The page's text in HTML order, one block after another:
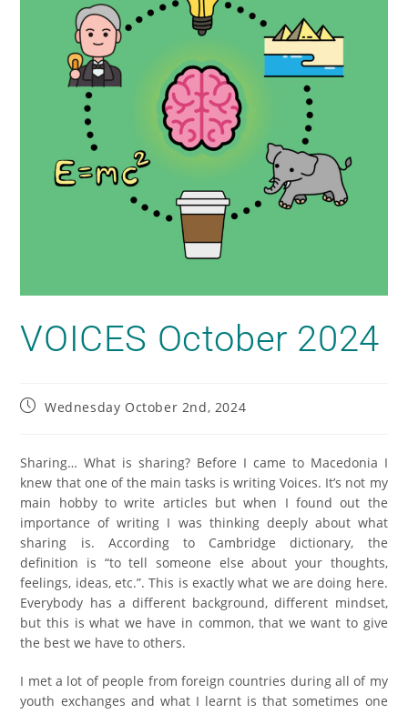
VOICES October 2024
Wednesday October 2nd, 2024
Sharing… What is sharing? Before I came to Macedonia I
knew that one of the main tasks is writing Voices. It’s not my
main hobby to write articles but when I found out the
importance of writing I was thinking deeply about what
sharing is. According to Cambridge dictionary, the
definition is “to tell someone else about your thoughts,
feelings, ideas, etc.”. This is exactly what we are doing here.
Everybody has a different background, different mindset,
but this is what we have in common, that we want to give
the best we have to others.
I met a lot of people from foreign countries during all of my
youth exchanges and what I learnt is that sometimes one